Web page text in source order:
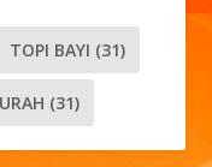
TOPI BAYI (31)
(31)